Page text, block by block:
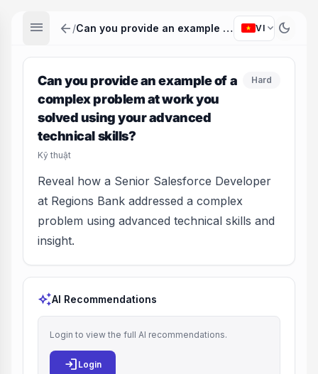
menu arrow_back / Can you provide an example of a complex problem at work you solved using your advanced technical skills? VI expand_more dark_mode
Can you provide an example of a
complex problem at work you
solved using your advanced
technical skills?
Kỹ thuật
Hard
Reveal how a Senior Salesforce Developer
at Regions Bank addressed a complex
problem using advanced technical skills and
insight.
auto_awesomeAI Recommendations
Login to view the full AI recommendations.
login Login